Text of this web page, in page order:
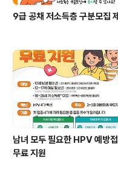
9급 공채 저소득층 구분모집
남녀 모두 필요한 HPV 예방
무료 지원